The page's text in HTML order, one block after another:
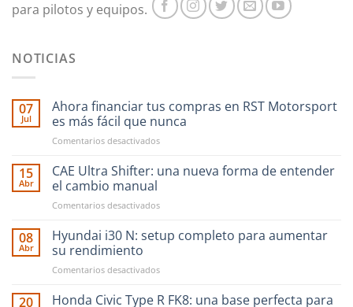
para pilotos y equipos.
NOTICIAS
07
Jul
Ahora financiar tus compras en RST Motorsport
es más fácil que nunca
Comentarios desactivadosen
financiar
en
Motorsport
fácil
nunca
15
Abr
CAE Ultra Shifter: una nueva forma de entender
el cambio manual
Comentarios desactivadosen
Ultra
Shifter:
nueva
de
08
Abr
Hyundai i30 N: setup completo para aumentar
su rendimiento
Comentarios desactivadosen
i30
20
Honda Civic Type R FK8: una base perfecta para